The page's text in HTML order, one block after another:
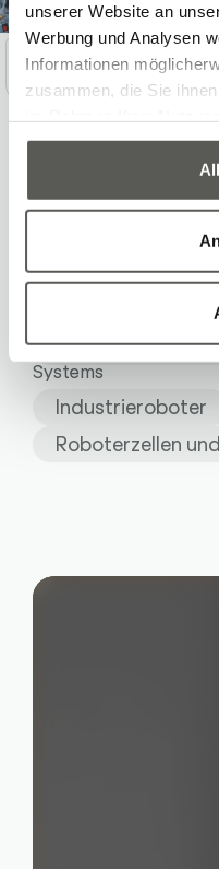
unserer Website an
Werbung und Analysen
Informationen
zusammen, die Sie
Previous
Elektronik &
Produktion &
Systems
Industrieroboter
Roboterzellen